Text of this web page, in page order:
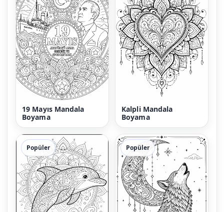
19 Mayıs Mandala
Boyama
Kalpli Mandala
Boyama
Popüler Popüler